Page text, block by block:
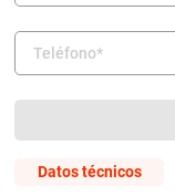
Datos técnicos